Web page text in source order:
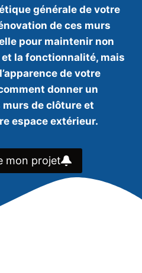
générale de votre
de ces murs
pour maintenir non
la fonctionnalité, mais
de votre
donner un
de clôture et
espace extérieur.
mon projet